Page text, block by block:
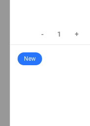
- +
New